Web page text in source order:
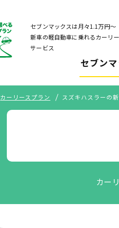
セブンマックスは月々1.1万円〜
新車の軽自動車に乗れるカーリ
サービス
セブン
カーリースプラン スズキハスラーの
カー